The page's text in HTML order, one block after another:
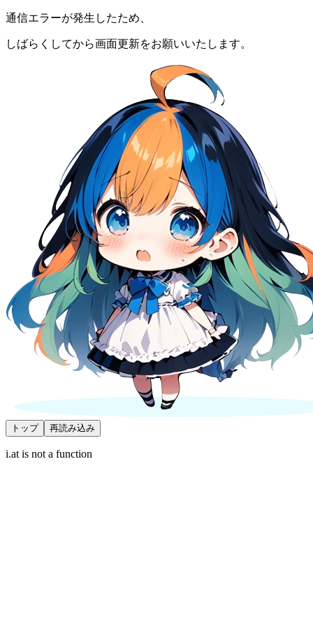
通信エラーが発生したため、
しばらくしてから画面更新をお願いいたします。
トップ 再読み込み
i.at is not a function